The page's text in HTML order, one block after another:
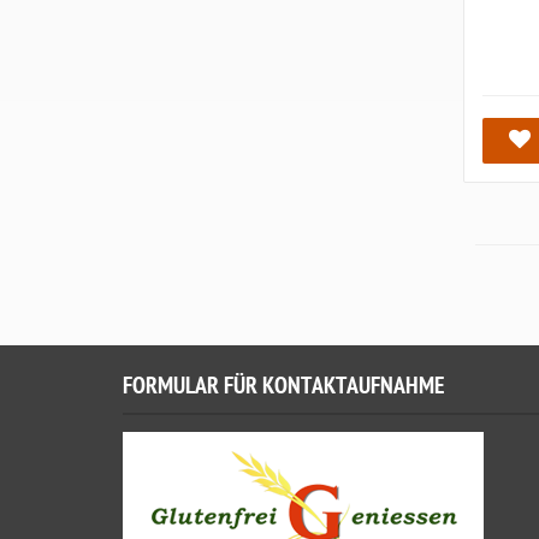
FORMULAR FÜR KONTAKTAUFNAHME